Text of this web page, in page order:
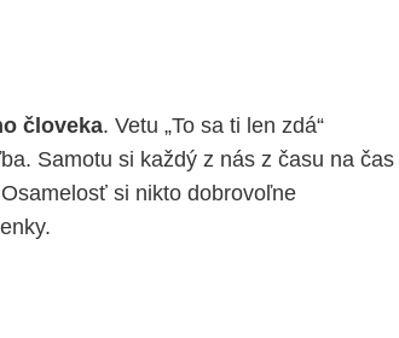
človeka. Vetu „To sa ti len zdá“
Samotu si každý z nás z času na čas
si nikto dobrovoľne